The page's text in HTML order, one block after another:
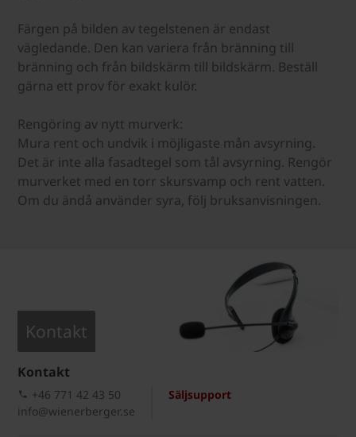
Färgen på bilden av tegelstenen är endast
vägledande. Den kan variera från bränning till
bränning och från bildskärm till bildskärm. Beställ
gärna ett prov för exakt kulör.
Rengöring av nytt murverk:
Mura rent och undvik i möjligaste mån avsyrning.
Det är inte alla fasadtegel som tål avsyrning. Rengör
murverket med en torr skursvamp och rent vatten.
Om du ändå använder syra, följ bruksanvisningen.
Kontakt
Kontakt
Säljsupport
+46 771 42 43 50
info@wienerberger.se